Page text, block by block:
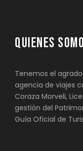
QUIENES
Tenemos el
agencia de viajes
Coraza Morveli,
gestión del
Guía Oficial de